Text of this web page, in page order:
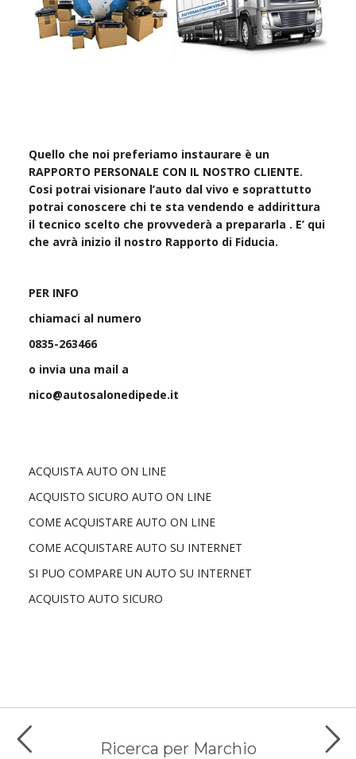
Quello che noi preferiamo instaurare è un
RAPPORTO PERSONALE CON IL NOSTRO CLIENTE.
Cosi potrai visionare l’auto dal vivo e soprattutto
potrai conoscere chi te sta vendendo e addirittura
il tecnico scelto che provvederà a prepararla . E’ qui
che avrà inizio il nostro Rapporto di Fiducia.
PER INFO
chiamaci al numero
0835-263466
o invia una mail a
nico@autosalonedipede.it
ACQUISTA AUTO ON LINE
ACQUISTO SICURO AUTO ON LINE
COME ACQUISTARE AUTO ON LINE
COME ACQUISTARE AUTO SU INTERNET
SI PUO COMPARE UN AUTO SU INTERNET
ACQUISTO AUTO SICURO
Ricerca per Marchio